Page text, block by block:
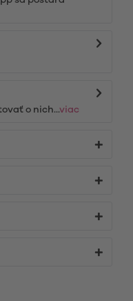
o nich...viac